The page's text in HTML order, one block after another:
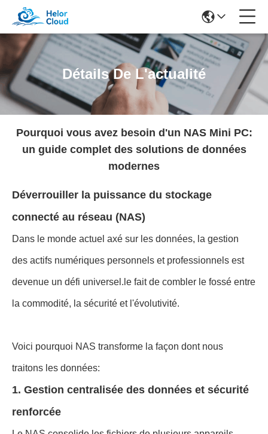
Détails De L'actualité
Pourquoi vous avez besoin d'un NAS Mini PC:
un guide complet des solutions de données
modernes
Déverrouiller la puissance du stockage
connecté au réseau (NAS)
Dans le monde actuel axé sur les données, la gestion
des actifs numériques personnels et professionnels est
devenue un défi universel.le fait de combler le fossé entre
la commodité, la sécurité et l'évolutivité.
Voici pourquoi NAS transforme la façon dont nous
traitons les données:
1. Gestion centralisée des données et sécurité
renforcée